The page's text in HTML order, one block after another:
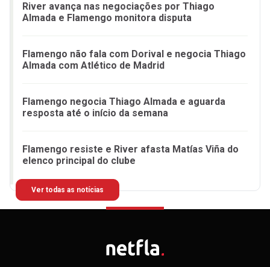
River avança nas negociações por Thiago
Almada e Flamengo monitora disputa
Flamengo não fala com Dorival e negocia Thiago
Almada com Atlético de Madrid
Flamengo negocia Thiago Almada e aguarda
resposta até o início da semana
Flamengo resiste e River afasta Matías Viña do
elenco principal do clube
Ver todas as notícias